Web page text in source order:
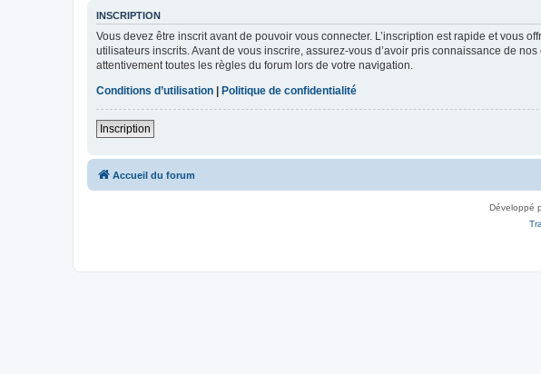
INSCRIPTION
Vous devez être inscrit avant de pouvoir vous connecter. L’inscription est rapide et vous
utilisateurs inscrits. Avant de vous inscrire, assurez-vous d’avoir pris connaissance de
attentivement toutes les règles du forum lors de votre navigation.
Conditions d’utilisation
Politique de confidentialité
Inscription
Accueil du forum
Développé